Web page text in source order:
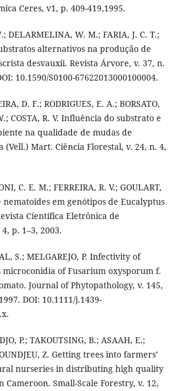
Ceres, v1, p. 409-419,1995.
DELARMELINA, W. M.; FARIA, J. C. T.;
alternativos na produção de
desvauxii. Revista Árvore, v. 37, n.
10.1590/S0100-67622013000100004.
D. F.; RODRIGUES, E. A.; BORSATO,
COSTA, R. V. Influência do substrato e
na qualidade de mudas de
(Vell.) Mart. Ciência Florestal, v. 24, n. 4,
C. E. M.; FERREIRA, R. V.; GOULART,
nematoides em genótipos de Eucalyptus
Científica Eletrônica de
p. 1–3, 2003.
S.; MELGAREJO, P. Infectivity of
microconidia of Fusarium oxysporum f.
Journal of Phytopathology, v. 145,
DOI: 10.1111/j.1439-
P.; TAKOUTSING, B.; ASAAH, E.;
Z. Getting trees into farmers’
nurseries in distributing high quality
Small-Scale Forestry, v. 12,